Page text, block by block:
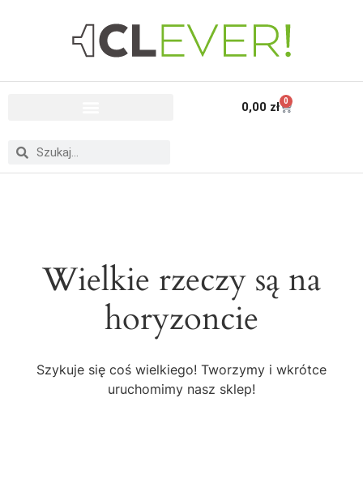
0,00 zł 0
Wielkie rzeczy są na
horyzoncie
Szykuje się coś wielkiego! Tworzymy i wkrótce
uruchomimy nasz sklep!